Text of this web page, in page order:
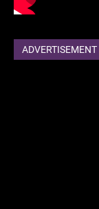
ADVERTISEMENT